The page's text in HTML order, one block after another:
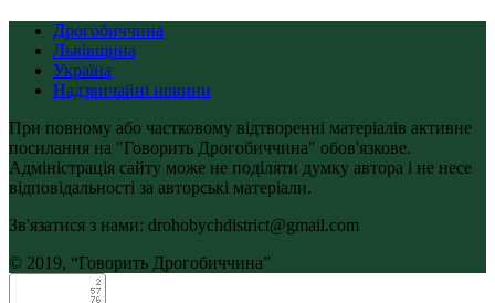
Дрогобиччина
Львівщина
Україна
Надзвичайні новини
При повному або частковому відтворенні матеріалів активне
посилання на "Говорить Дрогобиччина" обов'язкове.
Адміністрація сайту може не поділяти думку автора і не несе
відповідальності за авторські матеріали.
Зв'язатися з нами: drohobychdistrict@gmail.com
© 2019, “Говорить Дрогобиччина”